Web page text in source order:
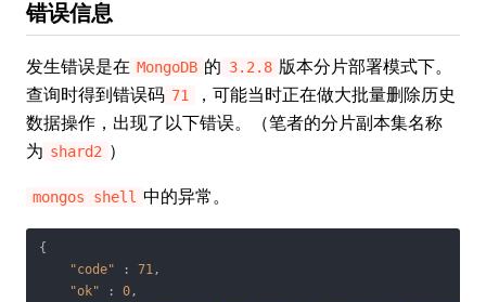
错误信息
发生错误是在 MongoDB 的 3.2.8 版本分片部署模式下。
查询时得到错误码 71
，可能当时正在做大批量删除历史
数据操作，出现了以下错误。（笔者的分片副本集名称
为 shard2 ）
mongos shell 中的异常。
{
"code" : 71,
"ok" : 0,